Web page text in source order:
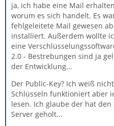
ja, ich habe eine Mail
worum es sich handelt. Es
fehlgeleitete Mail gewesen
installiert. Außerdem wollte
eine
2.0 - Bestrebungen sind ja
der Entwicklung...
Der Public-Key? Ich weiß
Schlüsseln funktioniert aber
lesen. Ich glaube der hat
Server geholt...